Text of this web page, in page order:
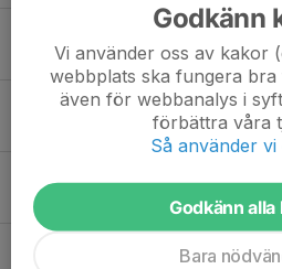
Kvarglömda saker
Igår, 21:06 0
Dagens träning inställd
Igår, 12:57 0
0
Bortamatch Pajala lördag
Godkänn
Vi använder oss av kakor
webbplats ska fungera bra
även för webbanalys i
förbättra våra
Så använder vi
Godkänn alla
Bara